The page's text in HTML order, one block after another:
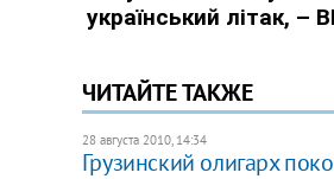
ЧИТАЙТЕ ТАКЖЕ
28 августа 2010, 14:34
Грузинский олигарх